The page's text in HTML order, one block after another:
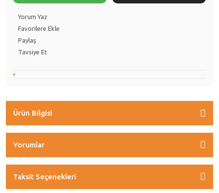
Yorum Yaz
Paylaş
Tavsiye Et
Ürün Bilgisi
Yorumlar
Taksit Seçenekleri